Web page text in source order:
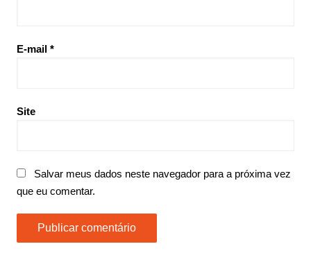
E-mail *
Site
Salvar meus dados neste navegador para a próxima vez
que eu comentar.